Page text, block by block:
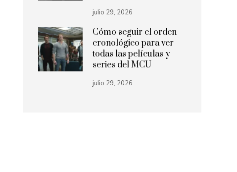
julio 29, 2026
Cómo seguir el orden
cronológico para ver
todas las películas y
series del MCU
julio 29, 2026